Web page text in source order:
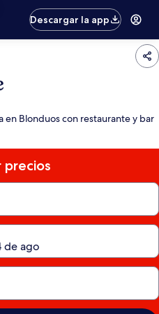
Descargar la app
en Blonduos con restaurante y bar
precios